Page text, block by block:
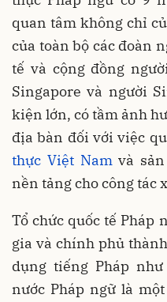
quan tâm không chỉ
của toàn bộ các đoàn
tế và cộng đồng
Singapore và người
kiện lớn, có tầm ảnh
địa bàn đối với việc
thực Việt Namvà sản
nền tảng cho công tác
Tổ chức quốc tế Pháp
gia và chính phủ
dụng tiếng Pháp
nước Pháp ngữ là